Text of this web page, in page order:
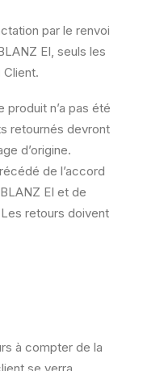
par le renvoi
EI, seuls les
n’a pas été
retournés devront
d’origine.
de l’accord
EI et de
Les retours doivent
à compter de la